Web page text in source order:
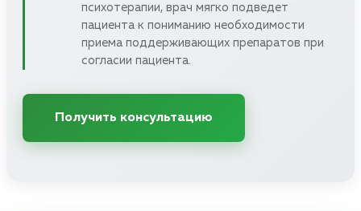
психотерапии, врач мягко подведет
пациента к пониманию необходимости
приема поддерживающих препаратов при
согласии пациента.
Получить консультацию